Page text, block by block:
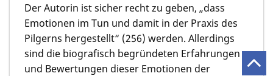
Der Autorin ist sicher recht zu geben, „dass
Emotionen im Tun und damit in der Praxis des
Pilgerns hergestellt“ (256) werden. Allerdings
sind die biografisch begründeten Erfahrungen
und Bewertungen dieser Emotionen der